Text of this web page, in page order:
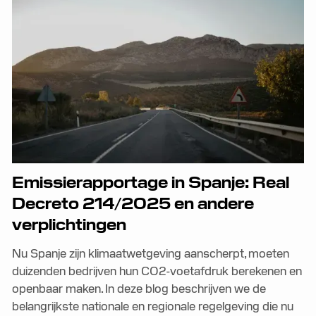
Emissierapportage in Spanje: Real
Decreto 214/2025 en andere
verplichtingen
Nu Spanje zijn klimaatwetgeving aanscherpt, moeten
duizenden bedrijven hun CO2-voetafdruk berekenen en
openbaar maken. In deze blog beschrijven we de
belangrijkste nationale en regionale regelgeving die nu